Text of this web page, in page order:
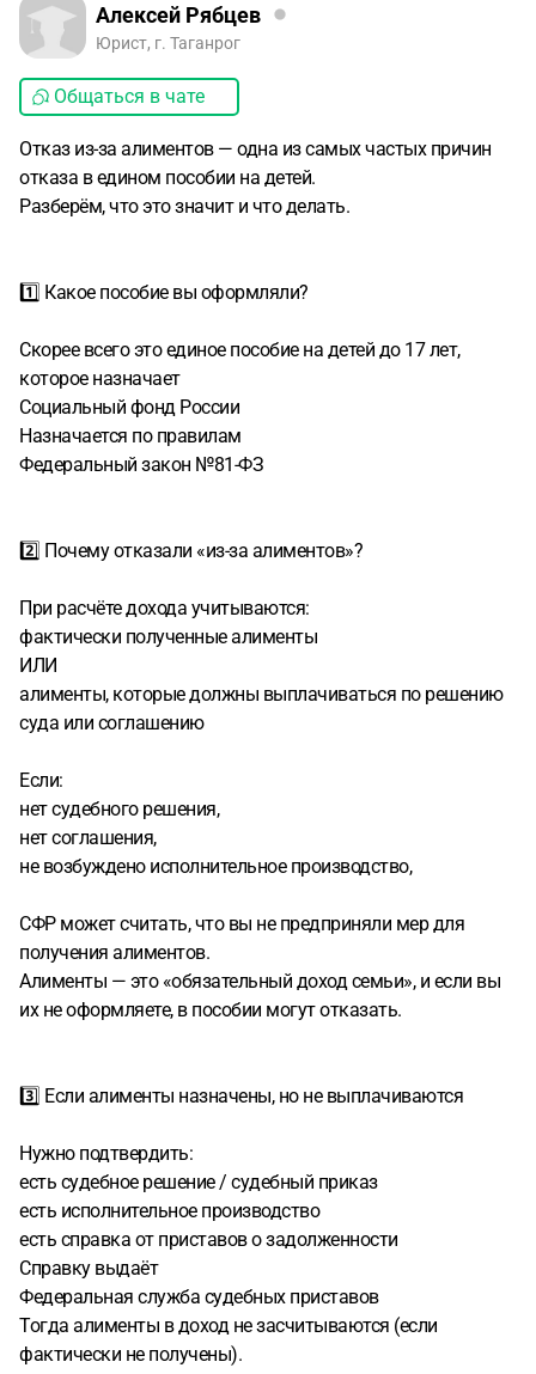
Алексей Рябцев
Юрист, г. Таганрог
Общаться в чате
Отказ из-за алиментов — одна из самых частых причин
отказа в едином пособии на детей.
Разберём, что это значит и что делать.
1️⃣ Какое пособие вы оформляли?
Скорее всего это единое пособие на детей до 17 лет,
которое назначает
Социальный фонд России
Назначается по правилам
Федеральный закон №81-ФЗ
2️⃣ Почему отказали «из-за алиментов»?
При расчёте дохода учитываются:
фактически полученные алименты
ИЛИ
алименты, которые должны выплачиваться по решению
суда или соглашению
Если:
нет судебного решения,
нет соглашения,
не возбуждено исполнительное производство,
СФР может считать, что вы не предприняли мер для
получения алиментов.
Алименты — это «обязательный доход семьи», и если вы
их не оформляете, в пособии могут отказать.
3️⃣ Если алименты назначены, но не выплачиваются
Нужно подтвердить:
есть судебное решение / судебный приказ
есть исполнительное производство
есть справка от приставов о задолженности
Справку выдаёт
Федеральная служба судебных приставов
Тогда алименты в доход не засчитываются (если
фактически не получены).